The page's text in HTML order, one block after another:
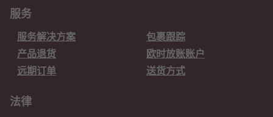
服务
服务解决方案
包裹跟踪
产品退货
欧时放账账户
远期订单
送货方式
法律